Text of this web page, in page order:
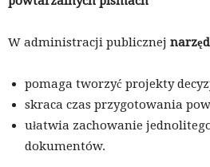
W administracji publicznej
pomaga tworzyć projekty
skraca czas przygotowania
ułatwia zachowanie
dokumentów.